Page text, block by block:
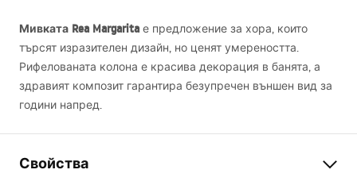
Мивката Rea Margarita е предложение за хора, които
търсят изразителен дизайн, но ценят умереността.
Рифелованата колона е красива декорация в банята, а
здравият композит гарантира безупречен външен вид за
години напред.
Свойства